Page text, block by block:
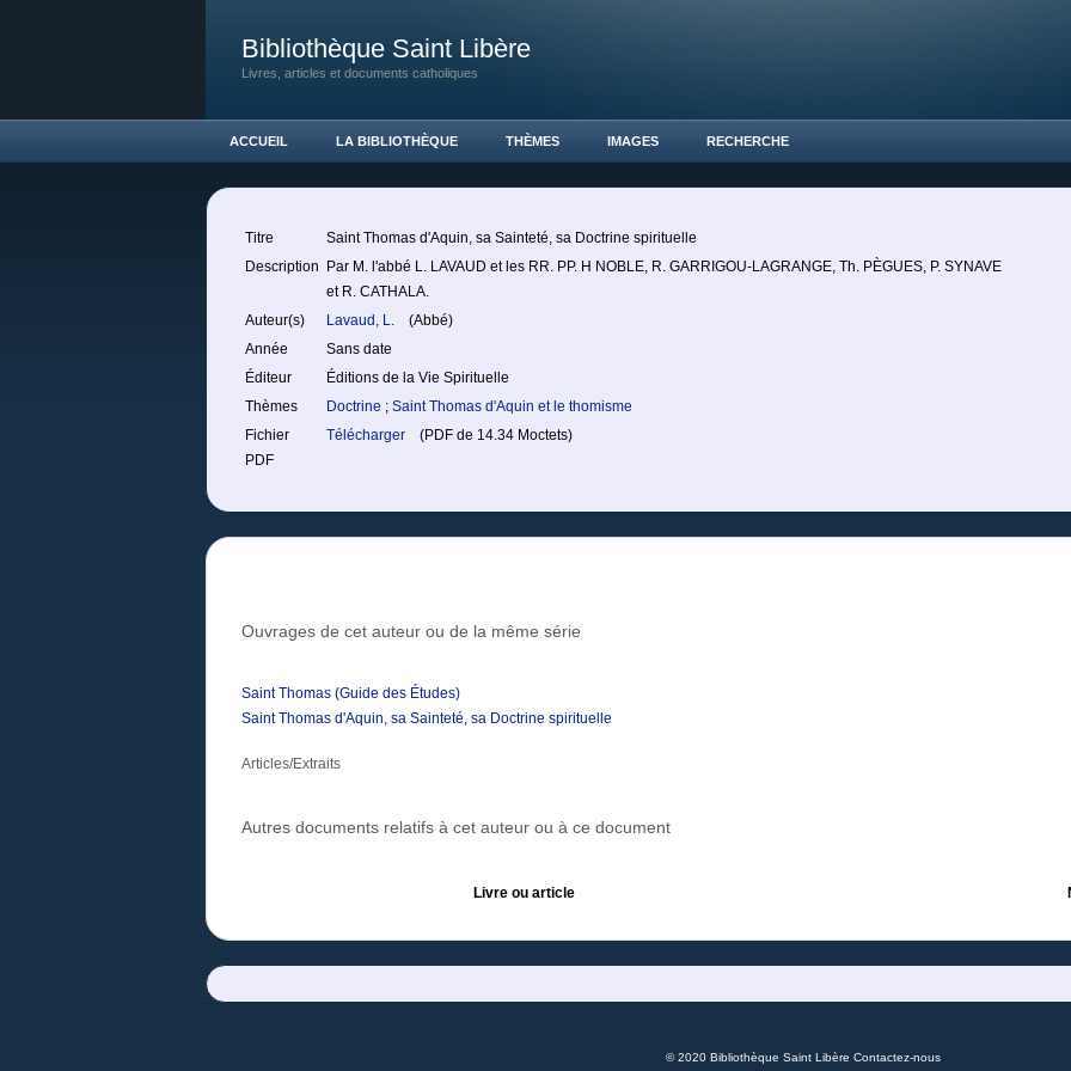
Bibliothèque Saint Libère
Livres, articles et documents catholiques
ACCUEIL LA BIBLIOTHÈQUE THÈMES IMAGES RECHERCHE
Titre
Saint Thomas d'Aquin, sa Sainteté, sa Doctrine spirituelle
Description
Par M. l'abbé L. LAVAUD et les RR. PP. H NOBLE, R. GARRIGOU-LAGRANGE, Th. PÈGUES, P. SYNAVE
et R. CATHALA.
Auteur(s)
Lavaud, L.
(Abbé)
Année
Sans date
Éditeur
Éditions de la Vie Spirituelle
Thèmes
Doctrine ; Saint Thomas d'Aquin et le thomisme
Fichier
PDF
Télécharger (PDF de 14.34 Moctets)
Ouvrages de cet auteur ou de la même série
Saint Thomas (Guide des Études)
Saint Thomas d'Aquin, sa Sainteté, sa Doctrine spirituelle
Articles/Extraits
Autres documents relatifs à cet auteur ou à ce document
Livre ou article
© 2020 Bibliothèque Saint Libère Contactez-nous